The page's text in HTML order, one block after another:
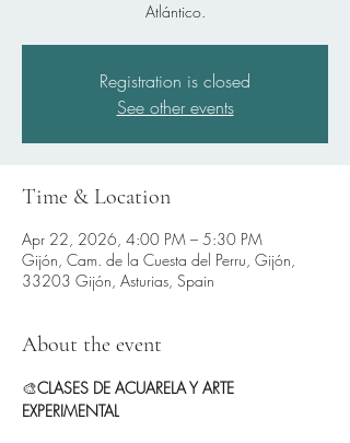
Atlántico.
Registration is closed
See other events
Time & Location
Apr 22, 2026, 4:00 PM – 5:30 PM
Gijón, Cam. de la Cuesta del Perru, Gijón,
33203 Gijón, Asturias, Spain
About the event
🎨CLASES DE ACUARELA Y ARTE
EXPERIMENTAL